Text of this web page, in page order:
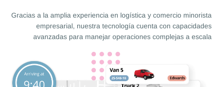
Gracias a la amplia experiencia en logística y comercio minorista
empresarial, nuestra tecnología cuenta con capacidades
avanzadas para manejar operaciones complejas a escala